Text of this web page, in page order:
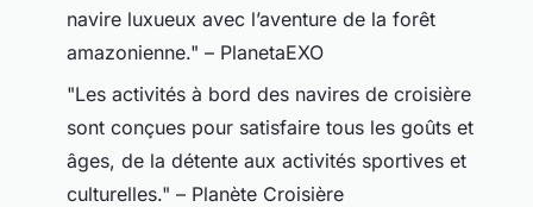
navire luxueux avec l’aventure de la forêt
amazonienne." – PlanetaEXO
"Les activités à bord des navires de croisière
sont conçues pour satisfaire tous les goûts et
âges, de la détente aux activités sportives et
culturelles." – Planète Croisière